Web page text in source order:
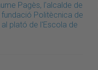
Pagès, l'alcalde de
Politècnica de
plató de l'Escola de